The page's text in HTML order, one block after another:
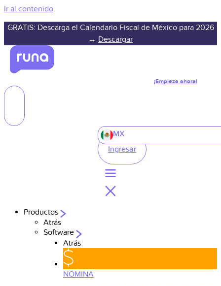
Ir al contenido
GRATIS: Descarga el Calendario Fiscal de México para 2026
→ Descargar
¡Empieza ahora!
MX
Ingresar
Productos
Atrás
Software
Atrás
NÓMINA